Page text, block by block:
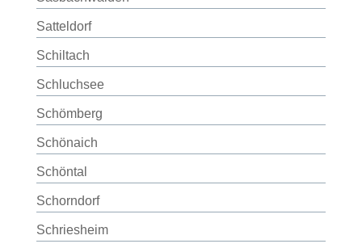
Satteldorf
Schiltach
Schluchsee
Schömberg
Schönaich
Schöntal
Schorndorf
Schriesheim